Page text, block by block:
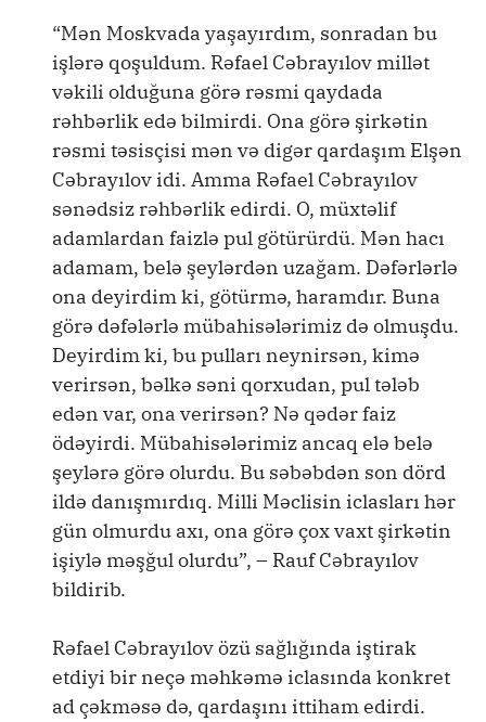
“Mən Moskvada yaşayırdım, sonradan bu
işlərə qoşuldum. Rəfael Cəbrayılov millət
vəkili olduğuna görə rəsmi qaydada
rəhbərlik edə bilmirdi. Ona görə şirkətin
rəsmi təsisçisi mən və digər qardaşım Elşən
Cəbrayılov idi. Amma Rəfael Cəbrayılov
sənədsiz rəhbərlik edirdi. O, müxtəlif
adamlardan faizlə pul götürürdü. Mən hacı
adamam, belə şeylərdən uzağam. Dəfərlərlə
ona deyirdim ki, götürmə, haramdır. Buna
görə dəfələrlə mübahisələrimiz də olmuşdu.
Deyirdim ki, bu pulları neynirsən, kimə
verirsən, bəlkə səni qorxudan, pul tələb
edən var, ona verirsən? Nə qədər faiz
ödəyirdi. Mübahisələrimiz ancaq elə belə
şeylərə görə olurdu. Bu səbəbdən son dörd
ildə danışmırdıq. Milli Məclisin iclasları hər
gün olmurdu axı, ona görə çox vaxt şirkətin
işiylə məşğul olurdu”, – Rauf Cəbrayılov
bildirib.
Rəfael Cəbrayılov özü sağlığında iştirak
etdiyi bir neçə məhkəmə iclasında konkret
ad çəkməsə də, qardaşını ittiham edirdi.